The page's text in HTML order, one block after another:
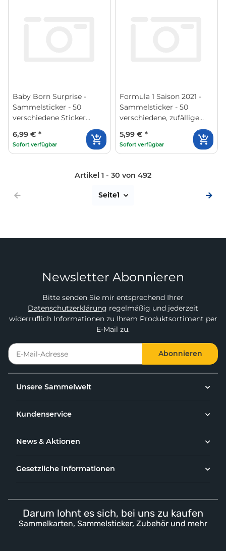
Baby Born Surprise -
Sammelsticker - 50
verschiedene Sticker
6,99 € *
Sofort verfügbar
Formula 1 Saison 2021 -
Sammelsticker - 50
verschiedene, zufällige
5,99 € *
Sofort verfügbar
Artikel 1 - 30 von 492
Seite1
Newsletter Abonnieren
Bitte senden Sie mir entsprechend Ihrer
Datenschutzerklärung regelmäßig und jederzeit
widerruflich Informationen zu Ihrem Produktsortiment per
E-Mail zu.
Abonnieren
Unsere Sammelwelt
Kundenservice
News & Aktionen
Gesetzliche Informationen
Darum lohnt es sich, bei uns zu kaufen
Sammelkarten, Sammelsticker, Zubehör und mehr